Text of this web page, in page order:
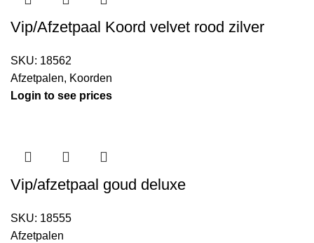
Vip/Afzetpaal Koord velvet rood zilver
SKU: 18562
Afzetpalen, Koorden
Login to see prices
Vip/afzetpaal goud deluxe
SKU: 18555
Afzetpalen